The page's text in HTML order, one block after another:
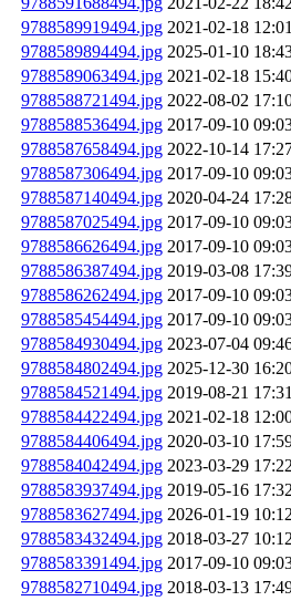
9788589919494.jpg 2021-02-18 12:01
9788589894494.jpg 2025-01-10
9788589063494.jpg 2021-02-18
9788588721494.jpg 2022-08-02
9788588536494.jpg 2017-09-10
9788587658494.jpg 2022-10-14
9788587306494.jpg 2017-09-10
9788587140494.jpg 2020-04-24
9788587025494.jpg 2017-09-10
9788586626494.jpg 2017-09-10
9788586387494.jpg 2019-03-08
9788586262494.jpg 2017-09-10
9788585454494.jpg 2017-09-10
9788584930494.jpg 2023-07-04
9788584802494.jpg 2025-12-30
9788584521494.jpg 2019-08-21 17:31
9788584422494.jpg 2021-02-18
9788584406494.jpg 2020-03-10
9788584042494.jpg 2023-03-29
9788583937494.jpg 2019-05-16
9788583627494.jpg 2026-01-19
9788583432494.jpg 2018-03-27
9788583391494.jpg 2017-09-10
9788582710494.jpg 2018-03-13